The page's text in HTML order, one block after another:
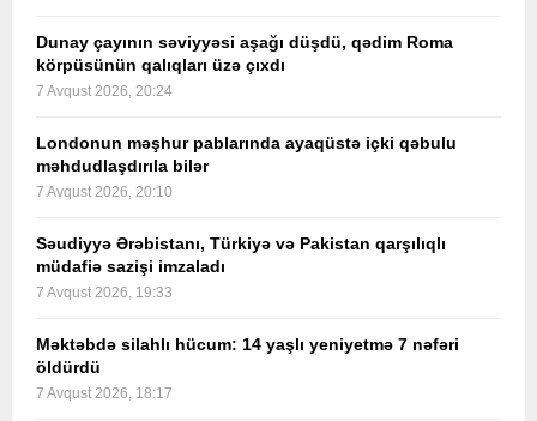
Dunay çayının səviyyəsi aşağı düşdü, qədim Roma
körpüsünün qalıqları üzə çıxdı
7 Avqust 2026, 20:24
Londonun məşhur pablarında ayaqüstə içki qəbulu
məhdudlaşdırıla bilər
7 Avqust 2026, 20:10
Səudiyyə Ərəbistanı, Türkiyə və Pakistan qarşılıqlı
müdafiə sazişi imzaladı
7 Avqust 2026, 19:33
Məktəbdə silahlı hücum: 14 yaşlı yeniyetmə 7 nəfəri
öldürdü
7 Avqust 2026, 18:17